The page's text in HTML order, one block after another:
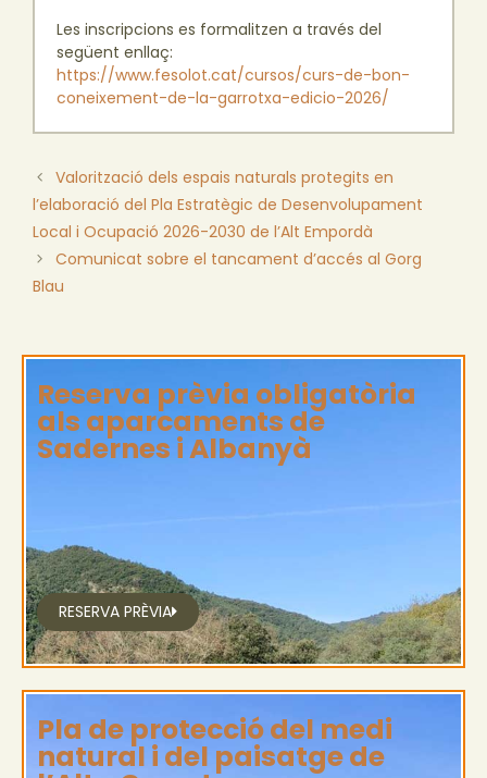
Les inscripcions es formalitzen a través del
següent enllaç:
https://www.fesolot.cat/cursos/curs-de-bon-
coneixement-de-la-garrotxa-edicio-2026/
Valorització dels espais naturals protegits en
l’elaboració del Pla Estratègic de Desenvolupament
Local i Ocupació 2026-2030 de l’Alt Empordà
Comunicat sobre el tancament d’accés al Gorg
Blau
Reserva prèvia obligatòria
als aparcaments de
Sadernes i Albanyà
RESERVA PRÈVIA
Pla de protecció del medi
natural i del paisatge de